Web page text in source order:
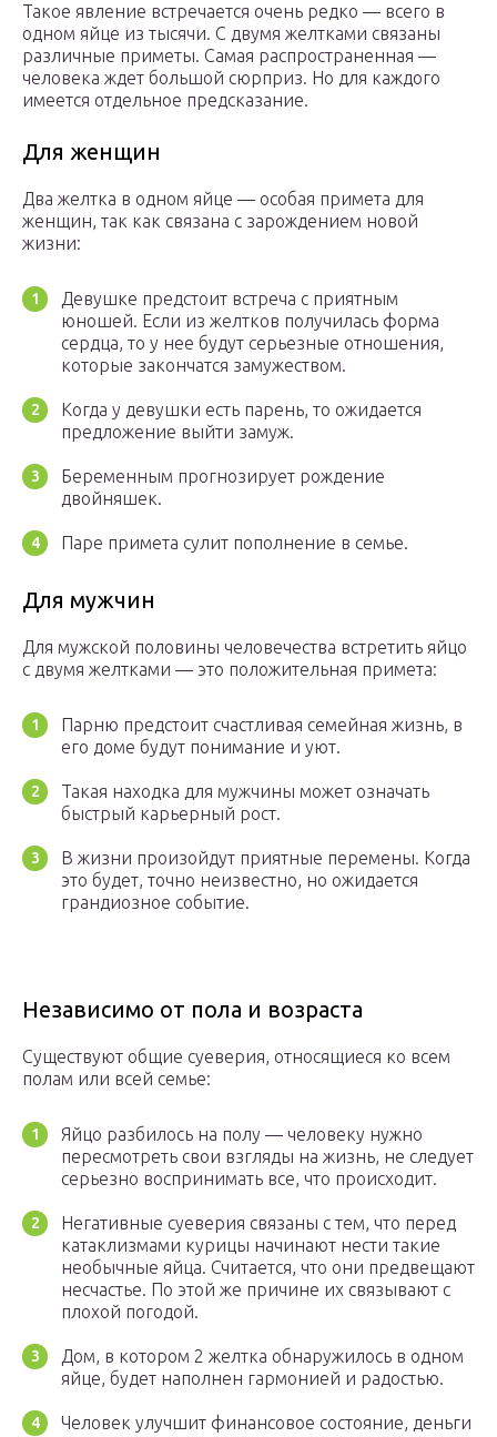
Такое явление встречается очень редко — всего в
одном яйце из тысячи. С двумя желтками связаны
различные приметы. Самая распространенная —
человека ждет большой сюрприз. Но для каждого
имеется отдельное предсказание.
Для женщин
Два желтка в одном яйце — особая примета для
женщин, так как связана с зарождением новой
жизни:
Девушке предстоит встреча с приятным
юношей. Если из желтков получилась форма
сердца, то у нее будут серьезные отношения,
которые закончатся замужеством.
Когда у девушки есть парень, то ожидается
предложение выйти замуж.
Беременным прогнозирует рождение
двойняшек.
Паре примета сулит пополнение в семье.
Для мужчин
Для мужской половины человечества встретить яйцо
с двумя желтками — это положительная примета:
Парню предстоит счастливая семейная жизнь, в
его доме будут понимание и уют.
Такая находка для мужчины может означать
быстрый карьерный рост.
В жизни произойдут приятные перемены. Когда
это будет, точно неизвестно, но ожидается
грандиозное событие.
Независимо от пола и возраста
Существуют общие суеверия, относящиеся ко всем
полам или всей семье:
Яйцо разбилось на полу — человеку нужно
пересмотреть свои взгляды на жизнь, не следует
серьезно воспринимать все, что происходит.
Негативные суеверия связаны с тем, что перед
катаклизмами курицы начинают нести такие
необычные яйца. Считается, что они предвещают
несчастье. По этой же причине их связывают с
плохой погодой.
Дом, в котором 2 желтка обнаружилось в одном
яйце, будет наполнен гармонией и радостью.
Человек улучшит финансовое состояние, деньги